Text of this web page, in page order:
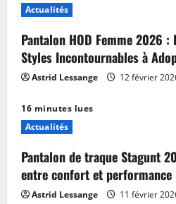
Actualités
Pantalon HOD Femme 2026
Styles Incontournables à
Astrid Lessange 12 février
16 minutes lues
Actualités
Pantalon de traque Stagunt
entre confort et performance
Astrid Lessange 11 février